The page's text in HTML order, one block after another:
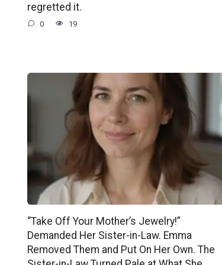
regretted it.
0 19
“Take Off Your Mother’s Jewelry!”
Demanded Her Sister-in-Law. Emma
Removed Them and Put On Her Own. The